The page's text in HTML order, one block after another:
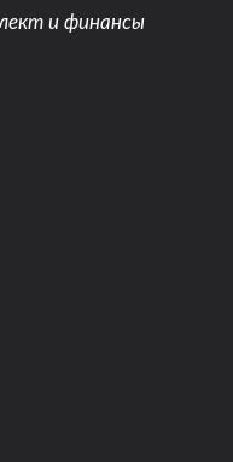
и финансы